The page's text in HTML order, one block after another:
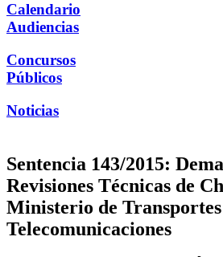
Calendario
Audiencias
Concursos
Públicos
Noticias
Sentencia 143/2015:
Revisiones Técnicas de
Ministerio de
Telecomunicaciones